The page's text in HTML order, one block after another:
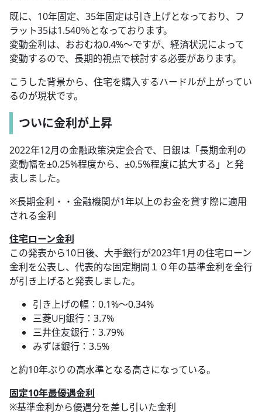
既に、10年固定、35年固定は引き上げとなっており、フ
ラット35は1.540％となっております。
変動金利は、おおむね0.4%〜ですが、経済状況によって
変動するので、長期的視点で検討する必要があります。
こうした背景から、住宅を購入するハードルが上がってい
るのが現状です。
ついに金利が上昇
2022年12月の金融政策決定会合で、日銀は「長期金利の
変動幅を±0.25%程度から、±0.5%程度に拡大する」と発
表しました。
※長期金利・・金融機関が1年以上のお金を貸す際に適用
される金利
住宅ローン金利
この発表から10日後、大手銀行が2023年1月の住宅ローン
金利を公表し、代表的な固定期間１０年の基準金利を全行
が引き上げると発表しました。
引き上げの幅：0.1%〜0.34%
三菱UFJ銀行：3.7%
三井住友銀行：3.79%
みずほ銀行：3.5%
と約10年ぶりの高水準となる高さになっている。
固定10年最優遇金利
※基準金利から優遇分を差し引いた金利